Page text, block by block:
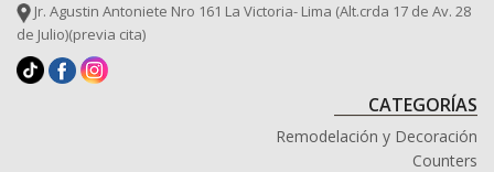
Jr. Agustin Antoniete Nro 161 La Victoria- Lima (Alt.crda 17 de Av. 28
de Julio)(previa cita)
CATEGORÍAS
Remodelación y Decoración
Counters